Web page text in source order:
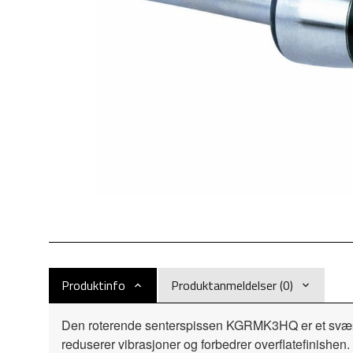
Produktinfo Produktanmeldelser (0)
Den roterende senterspissen KGRMK3HQ er et
reduserer vibrasjoner og forbedrer overflatefinishen.